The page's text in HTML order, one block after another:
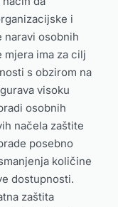
i
naravi osobnih
mjera ima za cilj
s obzirom na
visoku
osobnih
načela zaštite
posebno
količine
dostupnosti.
zaštita